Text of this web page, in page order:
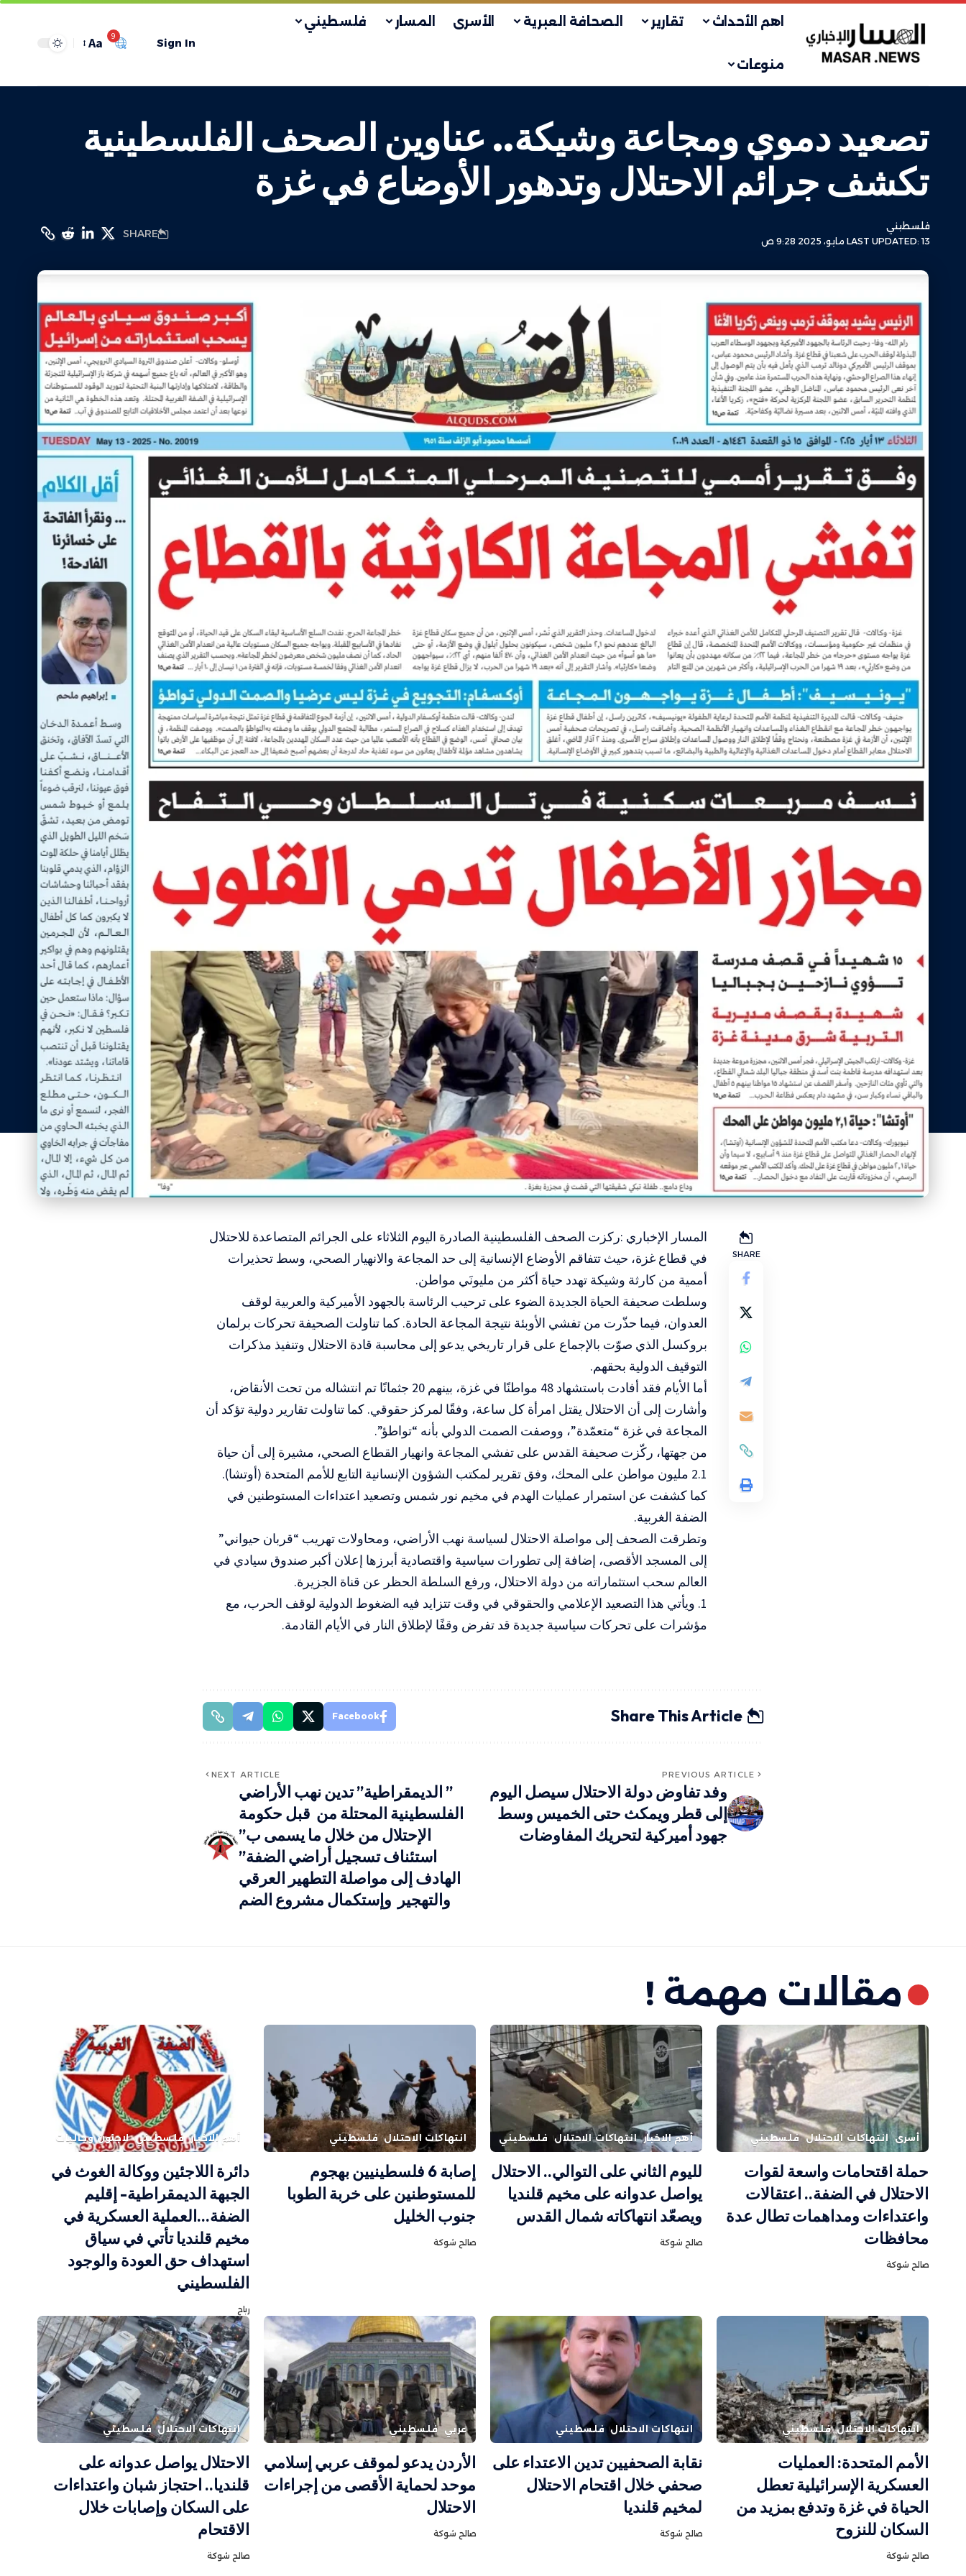
اهم الأحداث تقارير الصحافة العبرية الأسرى المسار فلسطيني
منوعات
Sign In
9
Aa
تصعيد دموي ومجاعة وشيكة.. عناوين الصحف الفلسطينية
تكشف جرائم الاحتلال وتدهور الأوضاع في غزة
LAST UPDATED: 13 مايو، 2025 9:28 ص
فلسطيني
SHARE
SHARE
المسار الإخباري :ركزت الصحف الفلسطينية الصادرة اليوم الثلاثاء على الجرائم المتصاعدة للاحتلال
في قطاع غزة، حيث تتفاقم الأوضاع الإنسانية إلى حد المجاعة والانهيار الصحي، وسط تحذيرات
أممية من كارثة وشيكة تهدد حياة أكثر من مليونَي مواطن.
وسلطت صحيفة الحياة الجديدة الضوء على ترحيب الرئاسة بالجهود الأميركية والعربية لوقف
العدوان، فيما حذّرت من تفشي الأوبئة نتيجة المجاعة الحادة. كما تناولت الصحيفة تحركات برلمان
بروكسل الذي صوّت بالإجماع على قرار تاريخي يدعو إلى محاسبة قادة الاحتلال وتنفيذ مذكرات
التوقيف الدولية بحقهم.
أما الأيام فقد أفادت باستشهاد 48 مواطنًا في غزة، بينهم 20 جثمانًا تم انتشاله من تحت الأنقاض،
وأشارت إلى أن الاحتلال يقتل امرأة كل ساعة، وفقًا لمركز حقوقي. كما تناولت تقارير دولية تؤكد أن
المجاعة في غزة “متعمّدة”، ووصفت الصمت الدولي بأنه “تواطؤ”.
من جهتها، ركّزت صحيفة القدس على تفشي المجاعة وانهيار القطاع الصحي، مشيرة إلى أن حياة
2.1 مليون مواطن على المحك، وفق تقرير لمكتب الشؤون الإنسانية التابع للأمم المتحدة (أوتشا).
كما كشفت عن استمرار عمليات الهدم في مخيم نور شمس وتصعيد اعتداءات المستوطنين في
الضفة الغربية.
وتطرقت الصحف إلى مواصلة الاحتلال لسياسة نهب الأراضي، ومحاولات تهريب “قربان حيواني”
إلى المسجد الأقصى، إضافة إلى تطورات سياسية واقتصادية أبرزها إعلان أكبر صندوق سيادي في
العالم سحب استثماراته من دولة الاحتلال، ورفع السلطة الحظر عن قناة الجزيرة.
ويأتي هذا التصعيد الإعلامي والحقوقي في وقت تتزايد فيه الضغوط الدولية لوقف الحرب، مع
مؤشرات على تحركات سياسية جديدة قد تفرض وقفًا لإطلاق النار في الأيام القادمة.
Share This Article
Facebook
PREVIOUS ARTICLE
وفد تفاوض دولة الاحتلال سيصل اليوم
إلى قطر ويمكث حتى الخميس وسط
جهود أميركية لتحريك المفاوضات
NEXT ARTICLE
” الديمقراطية” تدين نهب الأراضي
الفلسطينية المحتلة من قبل حكومة
الإحتلال من خلال ما يسمى ب”
استئناف تسجيل أراضي الضفة”
الهادف إلى مواصلة التطهير العرقي
والتهجير وإستكمال مشروع الضم
مقالات مهمة !
أسرى انتهاكات الاحتلال فلسطيني
حملة اقتحامات واسعة لقوات
الاحتلال في الضفة.. اعتقالات
واعتداءات ومداهمات تطال عدة
محافظات
صالح شوكة
أهم الاخبار انتهاكات الاحتلال فلسطيني
لليوم الثاني على التوالي.. الاحتلال
يواصل عدوانه على مخيم قلنديا
ويصعّد انتهاكاته شمال القدس
صالح شوكة
انتهاكات الاحتلال فلسطيني
إصابة 6 فلسطينيين بهجوم
للمستوطنين على خربة الطوبا
جنوب الخليل
صالح شوكة
أهم الاخبار فلسطيني لاجئون وجاليات
دائرة اللاجئين ووكالة الغوث في
الجبهة الديمقراطية- إقليم
الضفة…العملية العسكرية في
مخيم قلنديا تأتي في سياق
استهداف حق العودة والوجود
الفلسطيني
رباح
انتهاكات الاحتلال فلسطيني
الأمم المتحدة: العمليات
العسكرية الإسرائيلية تعطل
الحياة في غزة وتدفع بمزيد من
السكان للنزوح
صالح شوكة
انتهاكات الاحتلال فلسطيني
نقابة الصحفيين تدين الاعتداء على
صحفي خلال اقتحام الاحتلال
لمخيم قلنديا
صالح شوكة
عربي فلسطيني
الأردن يدعو لموقف عربي إسلامي
موحد لحماية الأقصى من إجراءات
الاحتلال
صالح شوكة
انتهاكات الاحتلال فلسطيني
الاحتلال يواصل عدوانه على
قلنديا.. احتجاز شبان واعتداءات
على السكان وإصابات خلال
الاقتحام
صالح شوكة